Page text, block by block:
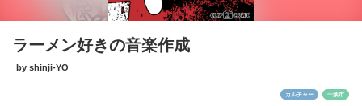
ラーメン好きの音楽作成
by shinji-YO
カルチャー 千葉市